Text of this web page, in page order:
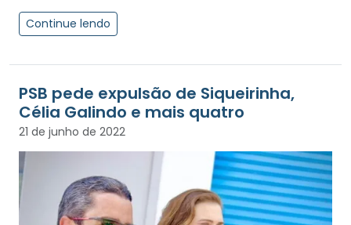
Continue lendo
PSB pede expulsão de Siqueirinha,
Célia Galindo e mais quatro
21 de junho de 2022